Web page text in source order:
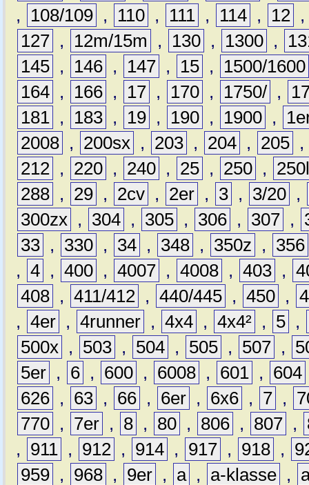
,
108/109 , 110 , 111 , 114 , 12
127 , 12m/15m , 130 , 1300 ,
145 , 146 , 147 , 15 ,
1500/1600
164 , 166 , 17 , 170 , 1750/ ,
181 , 183 , 19 , 190 , 1900 ,
2008 , 200sx , 203 , 204 , 205 ,
212 , 220 , 240 , 25 , 250 ,
288 , 29 , 2cv , 2er , 3 , 3/20 ,
300zx , 304 , 305 , 306 , 307 ,
33 , 330 , 34 , 348 , 350z ,
356
, 4 , 400 , 4007 , 4008 , 403 ,
408 , 411/412 , 440/445 , 450 ,
, 4er , 4runner , 4x4 , 4x4² , 5 ,
500x , 503 , 504 , 505 , 507 ,
5er , 6 , 600 , 6008 , 601 , 604
626 , 63 , 66 , 6er , 6x6 , 7 ,
770 , 7er , 8 , 80 , 806 , 807 ,
,
911 , 912 , 914 , 917 , 918 ,
959 , 968 , 9er , a , a-klasse ,